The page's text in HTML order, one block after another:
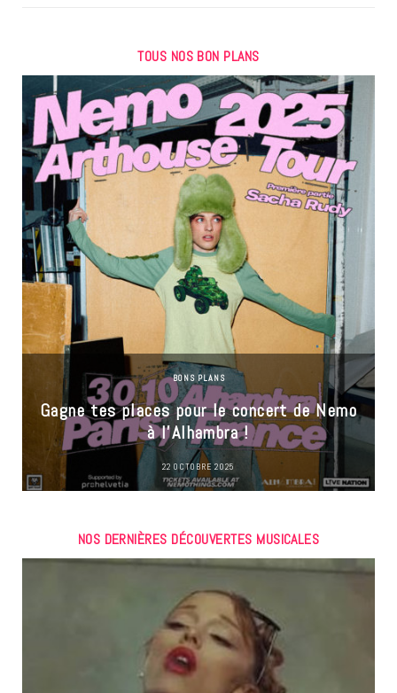
TOUS NOS BON PLANS
BONS PLANS
Gagne tes places pour le concert de Nemo
à l’Alhambra !
22 OCTOBRE 2025
NOS DERNIÈRES DÉCOUVERTES MUSICALES